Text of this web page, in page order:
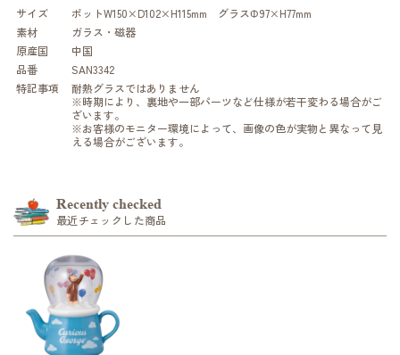
サイズ
ポットW150×D102×H115mm グラスΦ97×H77mm
素材
ガラス・磁器
原産国
中国
品番
SAN3342
特記事項
耐熱グラスではありません
※時期により、裏地や一部パーツなど仕様が若干変わる場合がご
ざいます。
※お客様のモニター環境によって、画像の色が実物と異なって見
える場合がございます。
Recently checked
最近チェックした商品